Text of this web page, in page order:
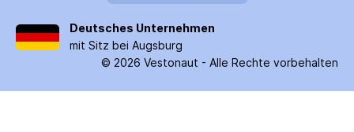
Deutsches Unternehmen
mit Sitz bei Augsburg
© 2026 Vestonaut - Alle Rechte vorbehalten